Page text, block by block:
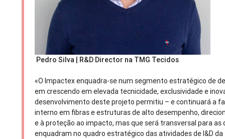
Pedro Silva | R&D Director na TMG Tecidos
«O Impactex enquadra-se num segmento estratégico de
em crescendo em elevada tecnicidade, exclusividade e
desenvolvimento deste projeto permitiu – e continuará a
interno em fibras e estruturas de alto desempenho,
e à proteção ao impacto, mas que será transversal para as
enquadram no quadro estratégico das atividades de I&D